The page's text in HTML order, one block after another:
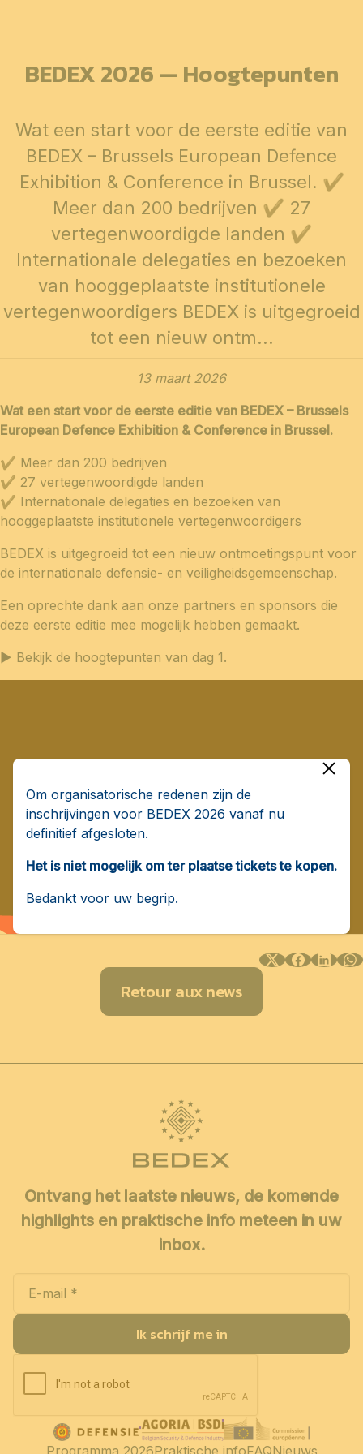
BEDEX 2026 — Hoogtepunten
Wat een start voor de eerste editie van
BEDEX – Brussels European Defence
Exhibition & Conference in Brussel. ✔
Meer dan 200 bedrijven ✔ 27
vertegenwoordigde landen ✔
Internationale delegaties en bezoeken
van hooggeplaatste institutionele
vertegenwoordigers BEDEX is uitgegroeid
tot een nieuw ontm...
13 maart 2026
Wat een start voor de eerste editie van BEDEX – Brussels
European Defence Exhibition & Conference in Brussel.
✔ Meer dan 200 bedrijven
✔ 27 vertegenwoordigde landen
✔ Internationale delegaties en bezoeken van
hooggeplaatste institutionele vertegenwoordigers
BEDEX is uitgegroeid tot een nieuw ontmoetingspunt voor
de internationale defensie- en veiligheidsgemeenschap.
Een oprechte dank aan onze partners en sponsors die
deze eerste editie mee mogelijk hebben gemaakt.
▶️ Bekijk de hoogtepunten van dag 1.
Retour aux news
Ontvang het laatste nieuws, de komende
highlights en praktische info meteen in uw
inbox.
Ik schrijf me in
Om organisatorische redenen zijn de
inschrijvingen voor BEDEX 2026 vanaf nu
definitief afgesloten.
Het is niet mogelijk om ter plaatse tickets te kopen.
Bedankt voor uw begrip.